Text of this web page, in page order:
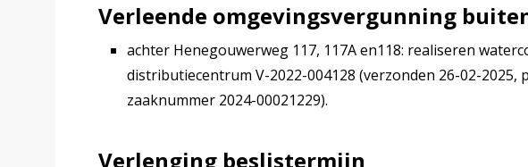
Verleende omgevingsvergunning
achter Henegouwerweg 117, 117A en118: realiseren
distributiecentrum V-2022-004128 (verzonden 26-02-2025,
zaaknummer 2024-00021229).
Verlenging beslistermijn